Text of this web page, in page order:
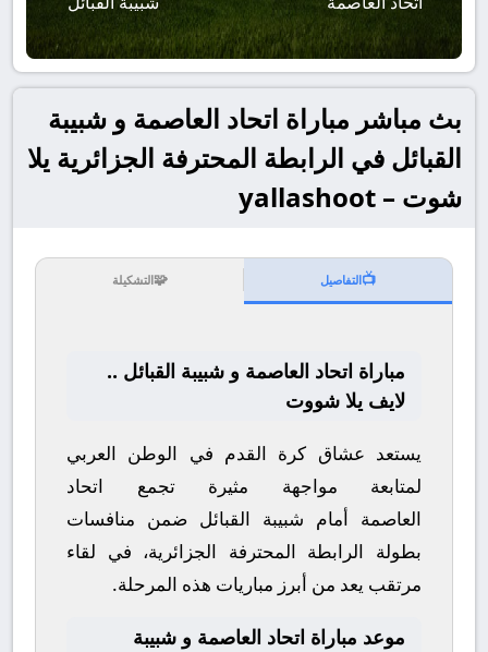
بث مباشر مباراة اتحاد العاصمة و شبيبة
القبائل في الرابطة المحترفة الجزائرية يلا
شوت – yallashoot
📺التفاصيل 🧩التشكيلة
مباراة اتحاد العاصمة و شبيبة القبائل ..
لايف يلا شووت
يستعد عشاق كرة القدم في الوطن العربي
لمتابعة مواجهة مثيرة تجمع اتحاد
العاصمة أمام شبيبة القبائل ضمن منافسات
بطولة الرابطة المحترفة الجزائرية، في لقاء
مرتقب يعد من أبرز مباريات هذه المرحلة.
موعد مباراة اتحاد العاصمة و شبيبة